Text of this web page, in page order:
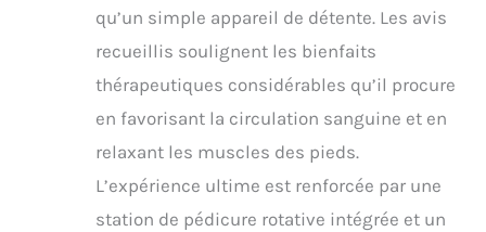
caoutchouc
compris l'enrouleur de
câble, facilitent la
qu’un simple appareil de détente. Les avis
recueillis soulignent les bienfaits
thérapeutiques considérables qu’il procure
en favorisant la circulation sanguine et en
relaxant les muscles des pieds.
L’expérience ultime est renforcée par une
station de pédicure rotative intégrée et un